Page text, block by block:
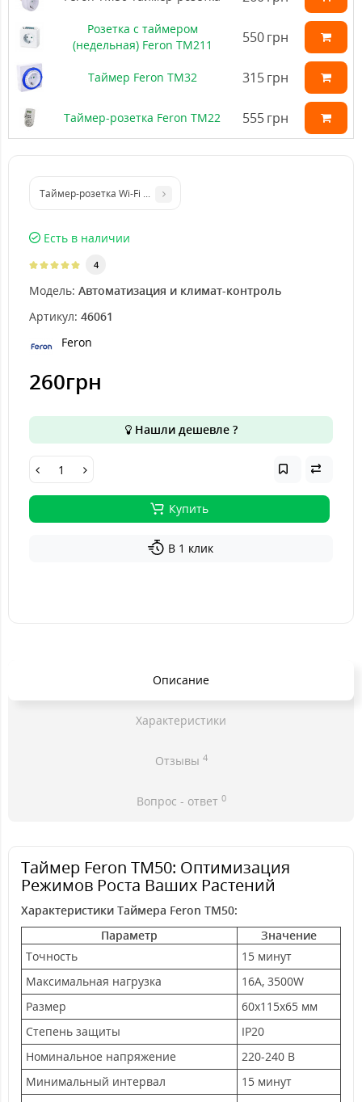
Розетка с таймером
(недельная) Feron ТМ211
550грн
Таймер Feron TM32 315грн
Таймер-розетка Feron TM22 555грн
Таймер-розетка Wi-Fi Feron ТМ644
Есть в наличии
4
Модель: Автоматизация и климат-контроль
Артикул: 46061
Feron
260грн
Нашли дешевле ?
Купить
В 1 клик
Описание
Характеристики
Отзывы 4
Вопрос - ответ 0
Таймер Feron TM50: Оптимизация
Режимов Роста Ваших Растений
Характеристики Таймера Feron TM50:
Параметр
Значение
Точность
15 минут
Максимальная нагрузка
16А, 3500W
Размер
60x115x65 мм
Степень защиты
IP20
Номинальное напряжение
220-240 В
Минимальный интервал
15 минут